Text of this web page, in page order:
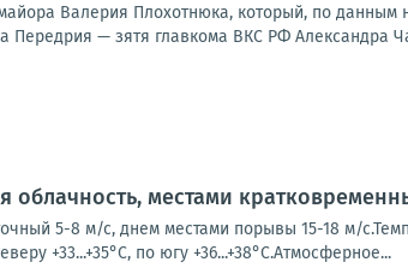
Валерия Плохотнюка, который, по
— зятя главкома ВКС РФ Александра
облачность, местами
5-8 м/с, днем местами порывы 15-18 м/
+33...+35°С, по югу +36...+38°С.Атмосферное...